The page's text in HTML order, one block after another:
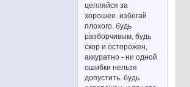
цепляйся за
хорошее. избегай
плохого. будь
разборчивым, будь
скор и осторожен,
аккуратно - ни одной
ошибки нельзя
допустить. будь